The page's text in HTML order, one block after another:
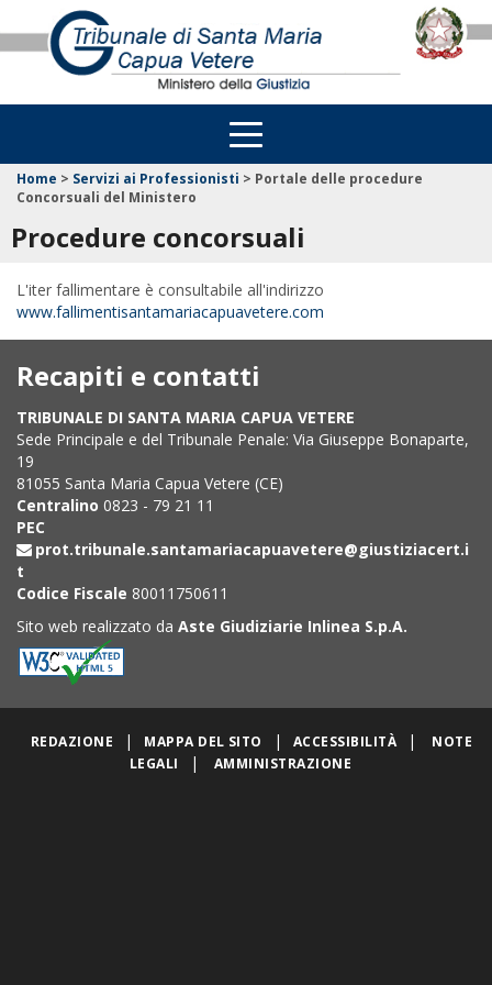
Home > Servizi ai Professionisti > Portale delle procedure
Concorsuali del Ministero
Procedure concorsuali
L'iter fallimentare è consultabile all'indirizzo
www.fallimentisantamariacapuavetere.com
Recapiti e contatti
TRIBUNALE DI SANTA MARIA CAPUA VETERE
Sede Principale e del Tribunale Penale: Via Giuseppe Bonaparte,
19
81055 Santa Maria Capua Vetere (CE)
Centralino 0823 - 79 21 11
PEC
prot.tribunale.santamariacapuavetere@giustiziacert.i
t
Codice Fiscale 80011750611
Sito web realizzato da Aste Giudiziarie Inlinea S.p.A.
REDAZIONE | MAPPA DEL SITO | ACCESSIBILITÀ |
NOTE
LEGALI
| AMMINISTRAZIONE